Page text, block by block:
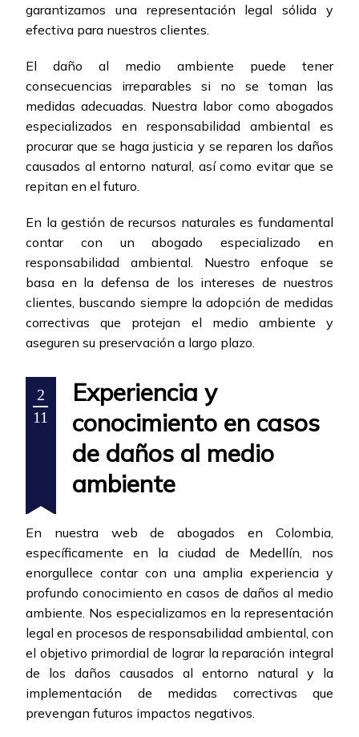
garantizamos una representación legal sólida y
efectiva para nuestros clientes.
El daño al medio ambiente puede tener
consecuencias irreparables si no se toman las
medidas adecuadas. Nuestra labor como abogados
especializados en responsabilidad ambiental es
procurar que se haga justicia y se reparen los daños
causados al entorno natural, así como evitar que se
repitan en el futuro.
En la gestión de recursos naturales es fundamental
contar con un abogado especializado en
responsabilidad ambiental. Nuestro enfoque se
basa en la defensa de los intereses de nuestros
clientes, buscando siempre la adopción de medidas
correctivas que protejan el medio ambiente y
aseguren su preservación a largo plazo.
2
11
Experiencia y
conocimiento en casos
de daños al medio
ambiente
En nuestra web de abogados en Colombia,
específicamente en la ciudad de Medellín, nos
enorgullece contar con una amplia experiencia y
profundo conocimiento en casos de daños al medio
ambiente. Nos especializamos en la representación
legal en procesos de responsabilidad ambiental, con
el objetivo primordial de lograr la reparación integral
de los daños causados al entorno natural y la
implementación de medidas correctivas que
prevengan futuros impactos negativos.